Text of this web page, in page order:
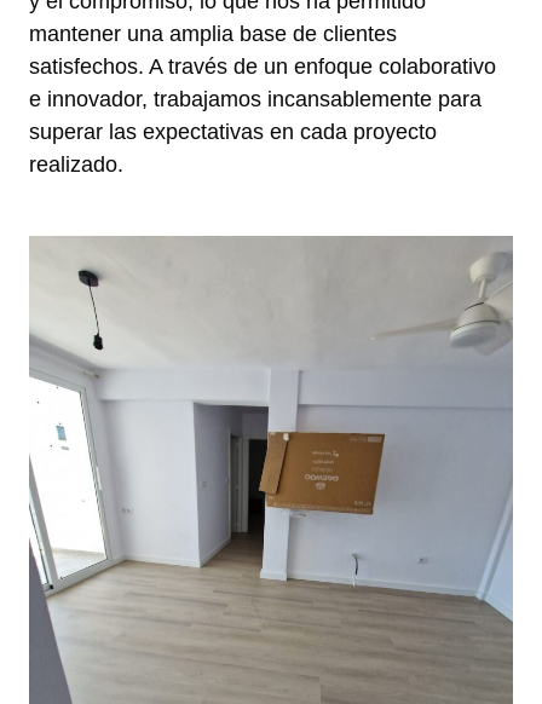
mantener una amplia base de clientes
satisfechos. A través de un enfoque colaborativo
e innovador, trabajamos incansablemente para
superar las expectativas en cada proyecto
realizado.